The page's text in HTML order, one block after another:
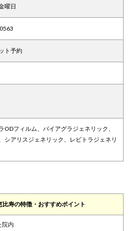
曜日
ト予約
ODフィルム、バイアグラジェネリック、
シアリスジェネリック、レビトラジェネリ
比寿の特徴・おすすめポイント
院内